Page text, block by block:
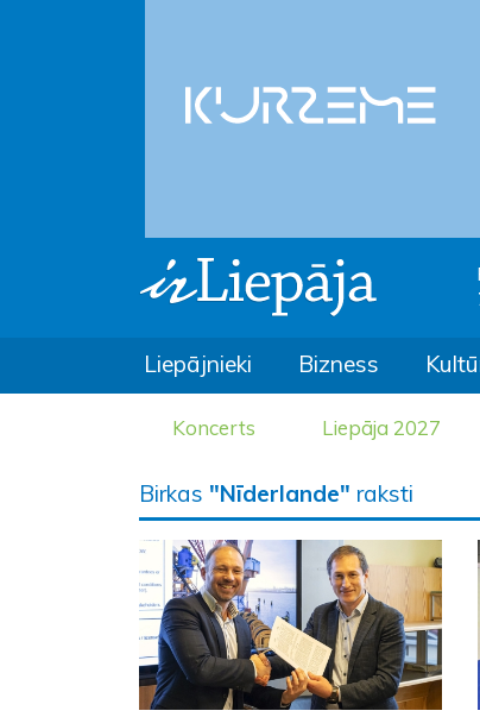
Liepājnieki Bizness
Koncerts Liepāja 2027
Birkas "Nīderlande" raksti